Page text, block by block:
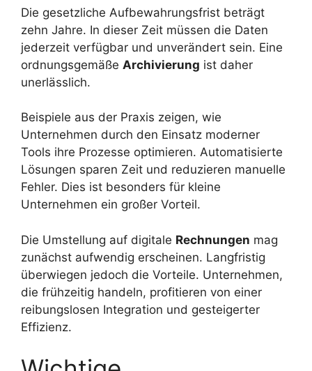
Die gesetzliche Aufbewahrungsfrist beträgt
zehn Jahre. In dieser Zeit müssen die Daten
jederzeit verfügbar und unverändert sein. Eine
ordnungsgemäße Archivierung ist daher
unerlässlich.
Beispiele aus der Praxis zeigen, wie
Unternehmen durch den Einsatz moderner
Tools ihre Prozesse optimieren. Automatisierte
Lösungen sparen Zeit und reduzieren manuelle
Fehler. Dies ist besonders für kleine
Unternehmen ein großer Vorteil.
Die Umstellung auf digitale Rechnungen mag
zunächst aufwendig erscheinen. Langfristig
überwiegen jedoch die Vorteile. Unternehmen,
die frühzeitig handeln, profitieren von einer
reibungslosen Integration und gesteigerter
Effizienz.